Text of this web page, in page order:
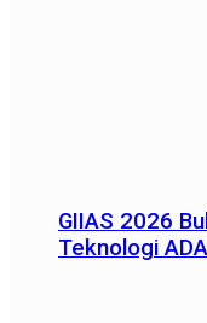
GIIAS 2026
Teknologi